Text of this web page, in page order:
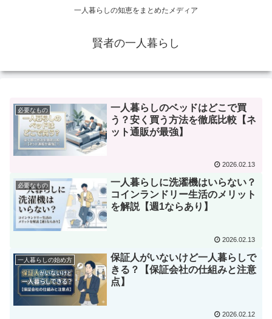
一人暮らしの知恵をまとめたメディア
賢者の一人暮らし
必要なもの
一人暮らしのベッドはどこで買
う？安く買う方法を徹底比較【ネ
ット通販が最強】
2026.02.13
必要なもの
一人暮らしに洗濯機はいらない？
コインランドリー生活のメリット
を解説【週1ならあり】
2026.02.13
一人暮らしの始め方
保証人がいないけど一人暮らしで
きる？【保証会社の仕組みと注意
点】
2026.02.12